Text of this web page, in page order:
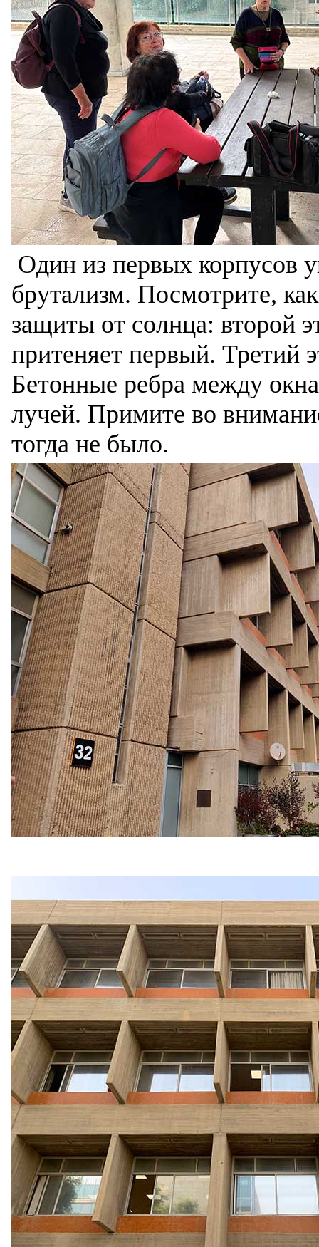
Один из первых корпусов
брутализм. Посмотрите,
защиты от солнца: второй
притеняет первый. Третий
Бетонные ребра между
лучей. Примите во
тогда не было.